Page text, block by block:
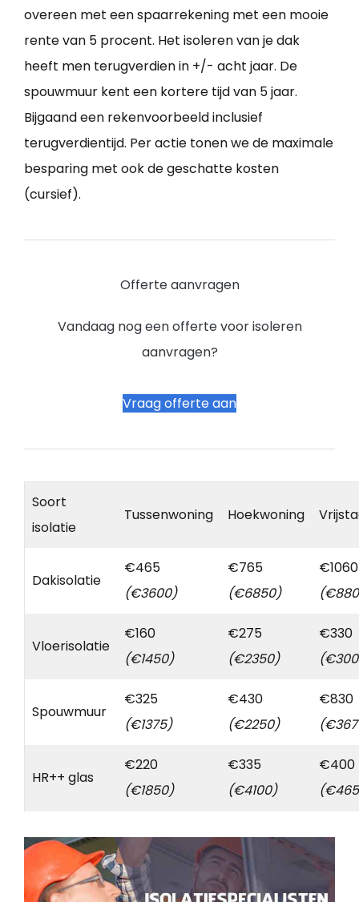
overeen met een spaarrekening met een mooie
rente van 5 procent. Het isoleren van je dak
heeft men terugverdien in +/- acht jaar. De
spouwmuur kent een kortere tijd van 5 jaar.
Bijgaand een rekenvoorbeeld inclusief
terugverdientijd. Per actie tonen we de maximale
besparing met ook de geschatte kosten
(cursief).
Offerte aanvragen
Vandaag nog een offerte voor isoleren
aanvragen?
Vraag offerte aan
Soort
isolatie
Tussenwoning Hoekwoning
Dakisolatie
€465
(€3600)
€765
(€6850)
€1060
Vloerisolatie
€160
(€1450)
€275
(€2350)
€330
Spouwmuur
€325
(€1375)
€430
(€2250)
€830
HR++ glas
€220
(€1850)
€335
(€4100)
€400